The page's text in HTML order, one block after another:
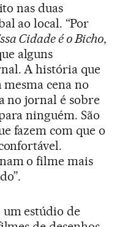
nas duas
ao local. “Por
Cidade é o Bicho,
alguns
A história que
mesma cena no
no jornal é sobre
ninguém. São
fazem com que o
o filme mais
estúdio de